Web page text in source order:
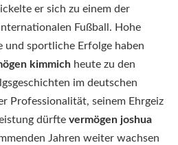
er sich zu einem der
Fußball. Hohe
und sportliche Erfolge haben
kimmich heute zu den
im deutschen
Professionalität, seinem Ehrgeiz
dürfte vermögen joshua
Jahren weiter wachsen